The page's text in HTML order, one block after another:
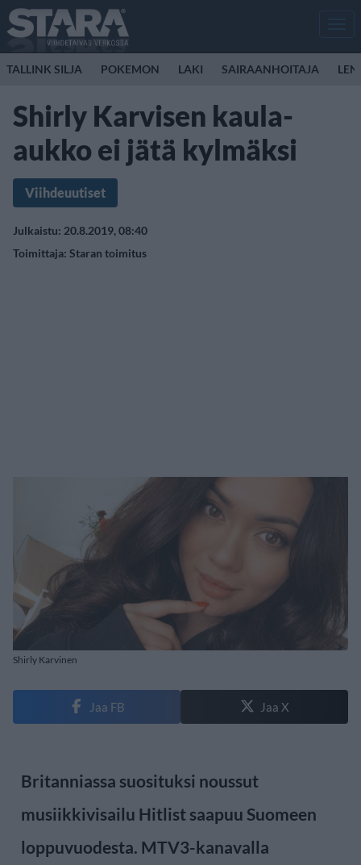
TALLINK SILJA POKEMON LAKI SAIRAANHOITAJA
Shirly Karvisen kaula-
aukko ei jätä kylmäksi
Viihdeuutiset
Julkaistu: 20.8.2019, 08:40
Toimittaja: Staran toimitus
Shirly Karvinen
Jaa FB Jaa X
Britanniassa suosituksi noussut
musiikkivisailu Hitlist saapuu Suomeen
loppuvuodesta. MTV3-kanavalla